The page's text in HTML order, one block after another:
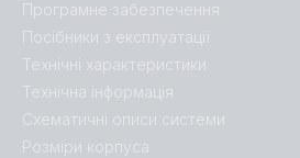
Програмне забезпечення
Посібники з експлуатації
Технічні характеристики
Технічна інформація
Схематичні описи системи
Розміри корпуса